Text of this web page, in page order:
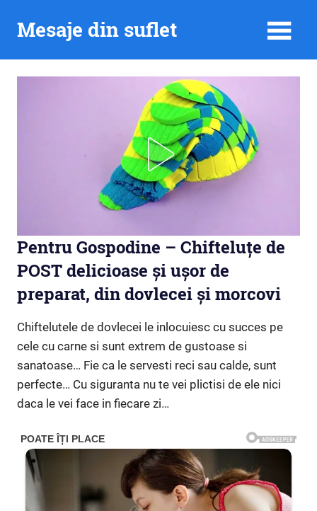
Mesaje din suflet
Pentru Gospodine – Chifteluțe de
POST delicioase și ușor de
preparat, din dovlecei și morcovi
Chiftelutele de dovlecei le inlocuiesc cu succes pe
cele cu carne si sunt extrem de gustoase si
sanatoase… Fie ca le servesti reci sau calde, sunt
perfecte… Cu siguranta nu te vei plictisi de ele nici
daca le vei face in fiecare zi…